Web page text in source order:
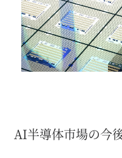
AI半導体市場の今